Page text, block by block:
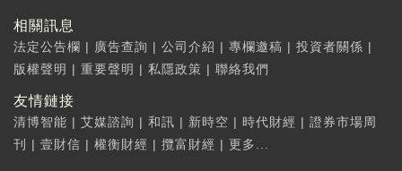
相關訊息
法定公告欄 | 廣告查詢 | 公司介紹 | 專欄邀稿 | 投資者關係 |
版權聲明 | 重要聲明 | 私隱政策 | 聯絡我們
友情鏈接
清博智能 | 艾媒諮詢 | 和訊 | 新時空 | 時代財經 | 證券市場周
刊
| 壹財信 | 權衡財經 | 攬富財經 | 更多...